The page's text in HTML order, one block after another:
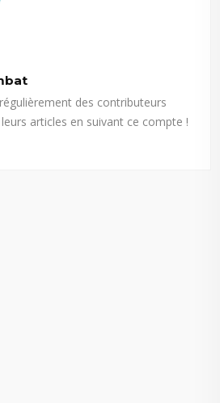
des contributeurs
articles en suivant ce compte !